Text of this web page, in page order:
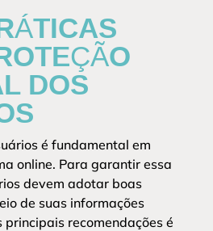
DOS
é fundamental em
online. Para garantir essa
devem adotar boas
de suas informações
principais recomendações é